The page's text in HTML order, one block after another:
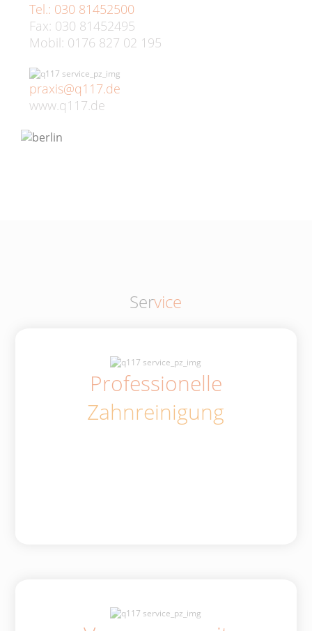
Tel.: 030 81452500
Fax: 030 81452495
Mobil: 0176 827 02 195
praxis@q117.de
www.q117.de
Service
Professionelle
Zahnreinigung